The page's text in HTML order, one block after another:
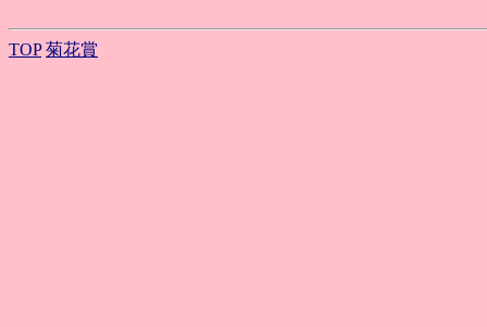
TOP 菊花賞